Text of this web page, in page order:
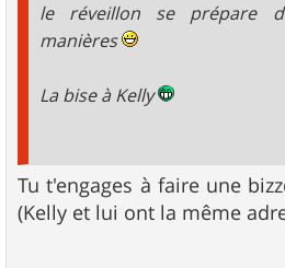
le réveillon se prépare
manières
La bise à Kelly
Tu t'engages à faire une
(Kelly et lui ont la même